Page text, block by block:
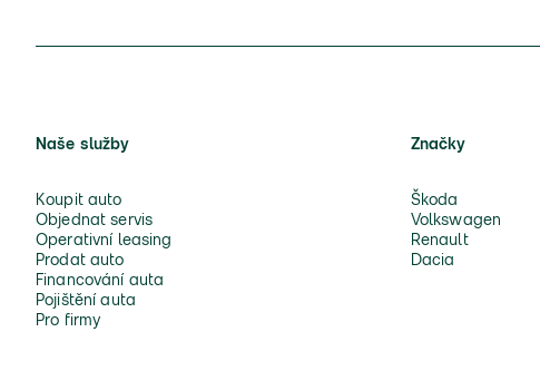
Naše služby
Koupit auto
Objednat servis
Operativní leasing
Prodat auto
Financování auta
Pojištění auta
Pro firmy
Značky
Škoda
Volkswagen
Renault
Dacia